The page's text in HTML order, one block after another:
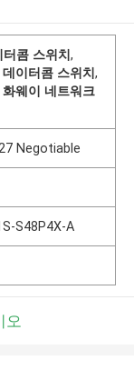
터콤 스위치,
이터콤 스위치,
웨이 네트워크
Negotiable
S48P4X-A
오